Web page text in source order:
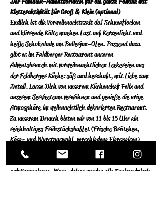
Kletteraktivität für Groß & Klein (optional)
Endlich ist die Vorweihnachtszeit da! Schneeflocken
und klirrende Kälte machen Lust auf Kerzenlicht und
heiße Schokolade am Bullerjan-Ofen. Passend dazu
gibt es im Feldberger Restaurant unseren
Adventsbrunch mit vorweihnachtlichen Leckereien aus
der Feldberger Küche: süß und herzhaft, mit Liebe zum
Detail. Lasse Dich von unserem Küchenchef Felix und
unserem Serviceteam verwöhnen und genieße die urige
Atmosphäre im weihnachtlich dekorierten Restaurant.
Zu unserem Brunch bieten wir von 11 bis 15 Uhr ein
reichhaltiges Frühstücksbuffet (Frische Brötchen,
Käse- und Wurstauswahl, verschiedene Eierspeisen),
sowie diverse Vorspeisen, Antipasti und eine bunte
Auswahl an warmen Speisen an.  Wir verzichten gänzlich
auf Convenience-Ware, daher werden alle Speisen frisch